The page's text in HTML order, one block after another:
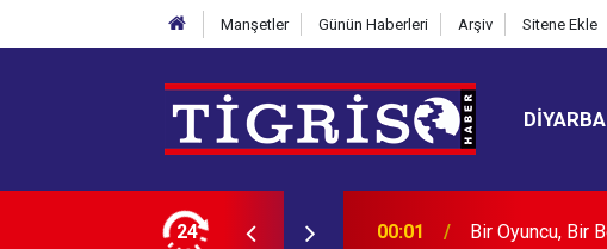
Manşetler Günün Haberleri Arşiv Sitene Ekle
24
Evladı: Sami Hazinses 23:49 "Mekke Ortak